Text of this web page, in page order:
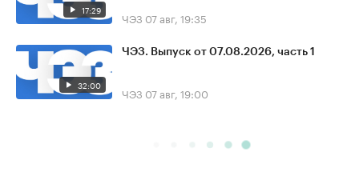
17:29 ЧЭЗ 07 авг, 19:35
32:00
ЧЭЗ. Выпуск от 07.08.2026, часть 1
ЧЭЗ 07 авг, 19:00